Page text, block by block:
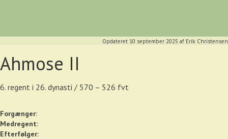
Opdateret 10 september 2025 af Erik Christensen
Ahmose II
6. regent i 26. dynasti / 570 – 526 fvt
Forgænger:
Medregent:
Efterfølger: